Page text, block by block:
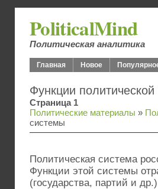
PoliticalMind
Политическая аналитика
Главная Новое
Функции
Страница 1
Политические материалы »
системы
Политическая система
Функции этой системы
(государства, партий и